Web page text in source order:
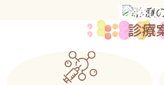
診療
診療